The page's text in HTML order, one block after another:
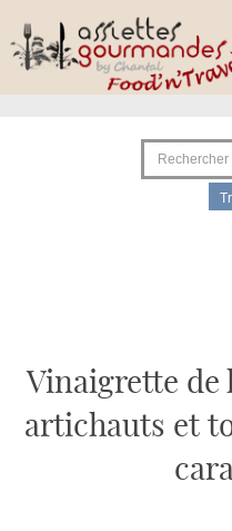
Vinaigrette de
artichauts et